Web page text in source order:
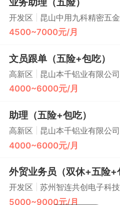
开发区 昆山中用九科精密五
4500~7000元/月
文员跟单（五险+包吃）
高新区 昆山本千铝业有限公司
4000~6000元/月
助理（五险+包吃）
高新区 昆山本千铝业有限公司
4000~6000元/月
外贸业务员（双休+五险+
开发区
苏州智连共创电子科
5000~9000元/月